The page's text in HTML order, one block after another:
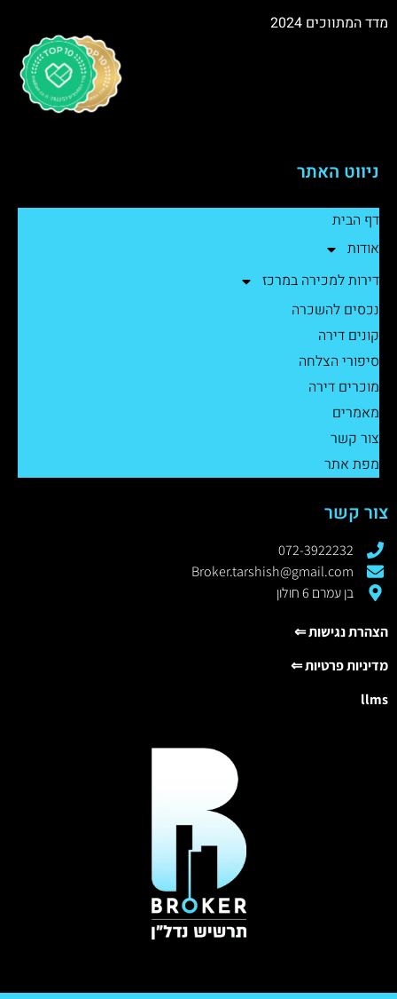
מדד המתווכים 2024
ניווט האתר
דף הבית
אודות
דירות למכירה במרכז
נכסים להשכרה
קונים דירה
סיפורי הצלחה
מוכרים דירה
מאמרים
צור קשר
מפת אתר
צור קשר
072-3922232
Broker.tarshish@gmail.com
בן עמרם 6 חולון
הצהרת נגישות ⇐
מדיניות פרטיות ⇐
llms